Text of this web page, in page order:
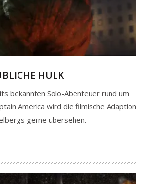
HULK
bekannten Solo-Abenteuer rund um
America wird die filmische Adaption
gerne übersehen.